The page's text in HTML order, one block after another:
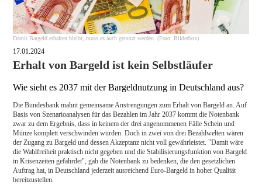
Damit Bargeld erhalten bleibt, muss es auch genutzt werden. (Foto: Bilderbox)
17.01.2024
Erhalt von Bargeld ist kein Selbstläufer
Wie sieht es 2037 mit der Bargeldnutzung in Deutschland aus?
Die Bundesbank mahnt gemeinsame Anstrengungen zum Erhalt von Bargeld an. Auf
Basis von Szenarioanalysen für das Bezahlen im Jahr 2037 kommt die Notenbank
zwar zu dem Ergebnis, dass in keinem der drei angenommenen Fälle Schein und
Münze komplett verschwinden würden. Doch in zwei von drei Bezahlwelten wären
der Zugang zu Bargeld und dessen Akzeptanz nicht voll gewährleistet. "Damit wäre
die Wahlfreiheit praktisch nicht gegeben und die Stabilisierungsfunktion von Bargeld
in Krisenzeiten gefährdet", gab die Notenbank zu bedenken, die den gesetzlichen
Auftrag hat, in Deutschland jederzeit ausreichend Euro-Bargeld in hoher Qualität
bereitzustellen.